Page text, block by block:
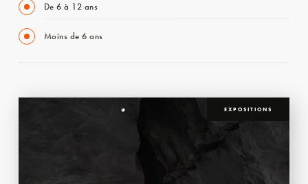
De 6 à 12 ans
Moins de 6 ans
EXPOSITIONS